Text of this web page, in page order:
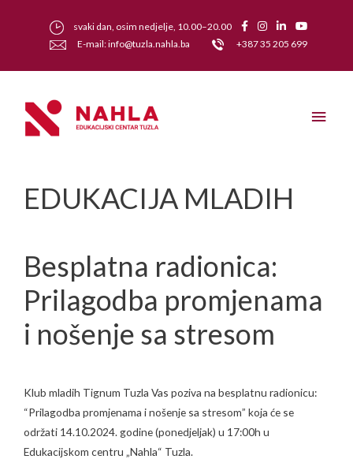
svaki dan, osim nedjelje, 10.00–20.00
E-mail: info@tuzla.nahla.ba
+387 35 205 699
EDUKACIJA MLADIH
Besplatna radionica:
Prilagodba promjenama
i nošenje sa stresom
Klub mladih Tignum Tuzla Vas poziva na besplatnu radionicu:
“Prilagodba promjenama i nošenje sa stresom” koja će se
održati 14.10.2024. godine (ponedjeljak) u 17:00h u
Edukacijskom centru „Nahla“ Tuzla.